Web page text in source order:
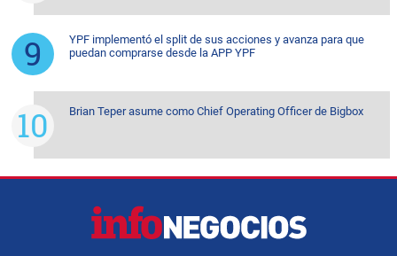
YPF implementó el split de sus acciones y avanza para que
puedan comprarse desde la APP YPF
Brian Teper asume como Chief Operating Officer de Bigbox